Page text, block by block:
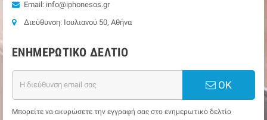
Email: info@iphonesos.gr
Διεύθυνση: Ιουλιανού 50, Αθήνα
ΕΝΗΜΕΡΩΤΙΚΌ ΔΕΛΤΊΟ
ΟΚ
Μπορείτε να ακυρώσετε την εγγραφή σας στο ενημερωτικό δελτίο